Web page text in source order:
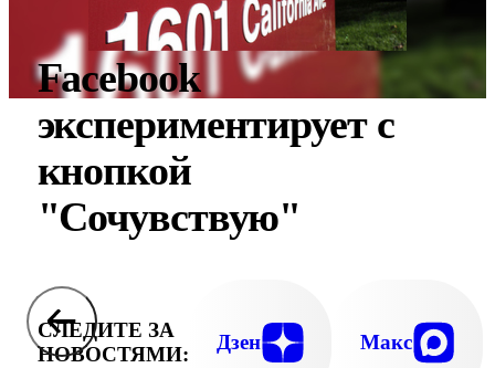
Facebook
экспериментирует c
кнопкой
"Сочувствую"
СЛЕДИТЕ ЗА
НОВОСТЯМИ:
Дзен Макс